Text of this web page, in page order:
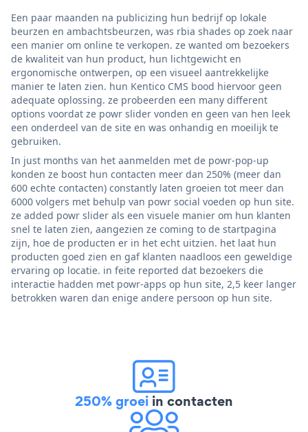
Een paar maanden na publicizing hun bedrijf op lokale
beurzen en ambachtsbeurzen, was rbia shades op zoek naar
een manier om online te verkopen. ze wanted om bezoekers
de kwaliteit van hun product, hun lichtgewicht en
ergonomische ontwerpen, op een visueel aantrekkelijke
manier te laten zien. hun Kentico CMS bood hiervoor geen
adequate oplossing. ze probeerden een many different
options voordat ze powr slider vonden en geen van hen leek
een onderdeel van de site en was onhandig en moeilijk te
gebruiken.
In just months van het aanmelden met de powr-pop-up
konden ze boost hun contacten meer dan 250% (meer dan
600 echte contacten) constantly laten groeien tot meer dan
6000 volgers met behulp van powr social voeden op hun site.
ze added powr slider als een visuele manier om hun klanten
snel te laten zien, aangezien ze coming to de startpagina
zijn, hoe de producten er in het echt uitzien. het laat hun
producten goed zien en gaf klanten naadloos een geweldige
ervaring op locatie. in feite reported dat bezoekers die
interactie hadden met powr-apps op hun site, 2,5 keer langer
betrokken waren dan enige andere persoon op hun site.
250% groei in contacten